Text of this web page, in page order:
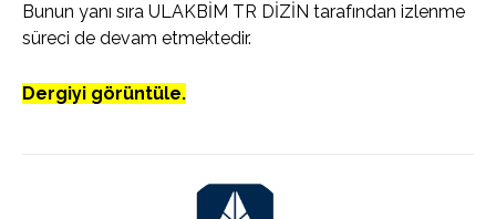
Bunun yanı sıra ULAKBİM TR DİZİN tarafından izlenme
süreci de devam etmektedir.
Dergiyi görüntüle.